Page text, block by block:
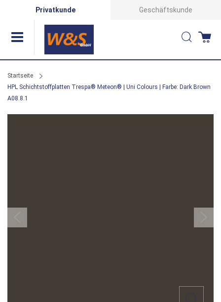
Privatkunde Geschäftskunde
Suche
Startseite
HPL Schichtstoffplatten Trespa® Meteon® | Uni Colours | Farbe: Dark Brown
A08.8.1